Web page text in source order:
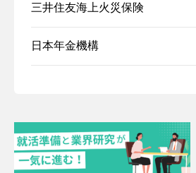
三井住友海上火災保険
日本年金機構